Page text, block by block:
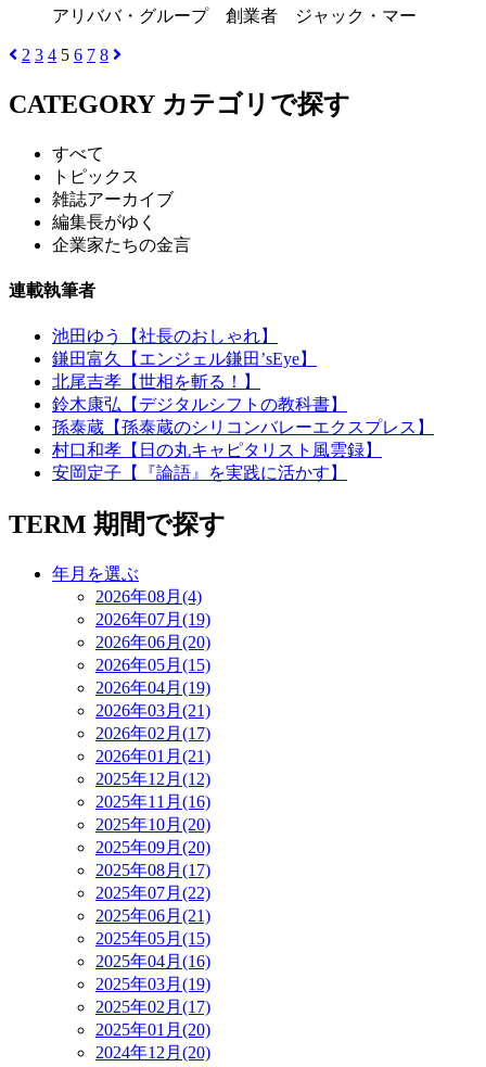
アリババ・グループ 創業者 ジャック・マー
2 3 4 5 6 7 8
CATEGORY カテゴリで探す
すべて
トピックス
雑誌アーカイブ
編集長がゆく
企業家たちの金言
連載執筆者
池田ゆう【社長のおしゃれ】
鎌田富久【エンジェル鎌田’sEye】
北尾吉孝【世相を斬る！】
鈴木康弘【デジタルシフトの教科書】
孫泰蔵【孫泰蔵のシリコンバレーエクスプレス】
村口和孝【日の丸キャピタリスト風雲録】
安岡定子【『論語』を実践に活かす】
TERM 期間で探す
年月を選ぶ
2026年08月(4)
2026年07月(19)
2026年06月(20)
2026年05月(15)
2026年04月(19)
2026年03月(21)
2026年02月(17)
2026年01月(21)
2025年12月(12)
2025年11月(16)
2025年10月(20)
2025年09月(20)
2025年08月(17)
2025年07月(22)
2025年06月(21)
2025年05月(15)
2025年04月(16)
2025年03月(19)
2025年02月(17)
2025年01月(20)
2024年12月(20)